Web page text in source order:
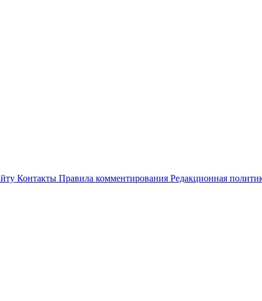
Контакты Правила комментирования Редакционная